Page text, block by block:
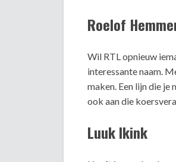
Roelof
Wil RTL opnieuw
interessante naam.
maken. Een lijn die
ook aan die
Luuk Ikink